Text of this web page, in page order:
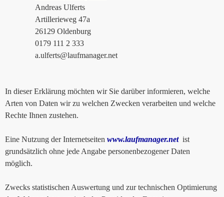
Andreas Ulferts
Artillerieweg 47a
26129 Oldenburg
0179 111 2 333
a.ulferts@laufmanager.net
In dieser Erklärung möchten wir Sie darüber informieren, welche
Arten von Daten wir zu welchen Zwecken verarbeiten und welche
Rechte Ihnen zustehen.
Eine Nutzung der Internetseiten www.laufmanager.netist
grundsätzlich ohne jede Angabe personenbezogener Daten
möglich.
Zwecks statistischen Auswertung und zur technischen Optimierung